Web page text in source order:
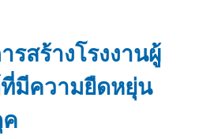
รสร้างโรงงานผู้
มีความยืดหยุ่น